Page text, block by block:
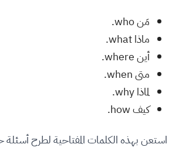
مَن who.
ماذا what.
أين where.
متى when.
لماذا why.
كيف how.
استعن بهذه الكلمات المفتاحية لطرح